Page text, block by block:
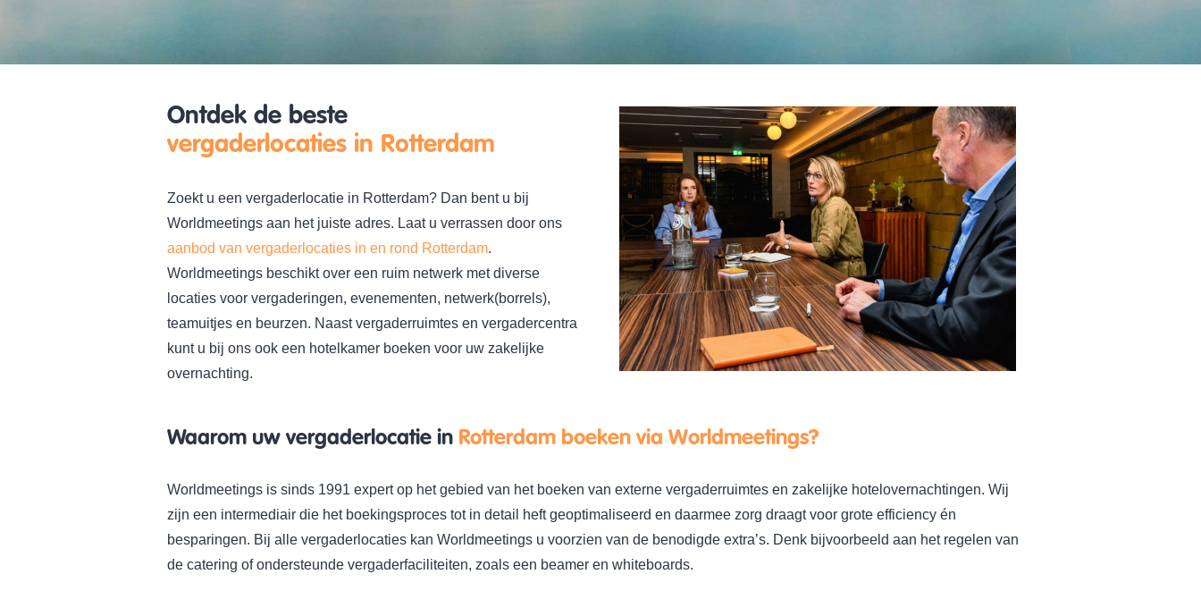
Ontdek de beste
vergaderlocaties in Rotterdam
Zoekt u een vergaderlocatie in Rotterdam? Dan bent u bij
Worldmeetings aan het juiste adres. Laat u verrassen door ons
aanbod van vergaderlocaties in en rond Rotterdam.
Worldmeetings beschikt over een ruim netwerk met diverse
locaties voor vergaderingen, evenementen, netwerk(borrels),
teamuitjes en beurzen. Naast vergaderruimtes en vergadercentra
kunt u bij ons ook een hotelkamer boeken voor uw zakelijke
overnachting.
Waarom uw vergaderlocatie in Rotterdam boeken via Worldmeetings?
Worldmeetings is sinds 1991 expert op het gebied van het boeken van externe vergaderruimtes en zakelijke hotelovernachtingen. Wij
zijn een intermediair die het boekingsproces tot in detail heft geoptimaliseerd en daarmee zorg draagt voor grote efficiency én
besparingen. Bij alle vergaderlocaties kan Worldmeetings u voorzien van de benodigde extra’s. Denk bijvoorbeeld aan het regelen van
de catering of ondersteunde vergaderfaciliteiten, zoals een beamer en whiteboards.